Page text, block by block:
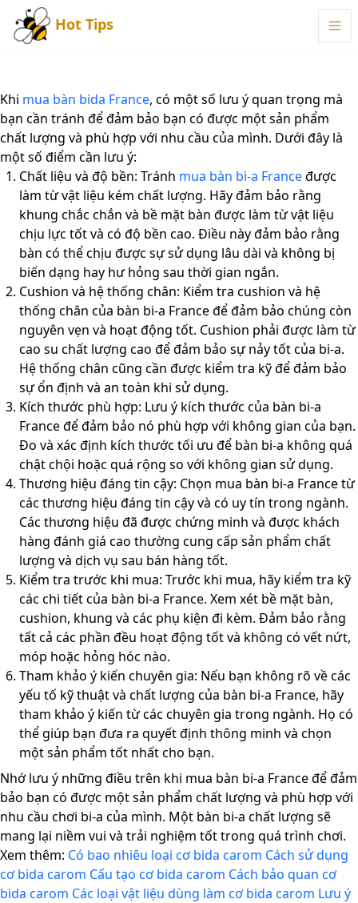
Hot Tips
Khi mua bàn bida France, có một số lưu ý quan trọng mà
bạn cần tránh để đảm bảo bạn có được một sản phẩm
chất lượng và phù hợp với nhu cầu của mình. Dưới đây là
một số điểm cần lưu ý:
Chất liệu và độ bền: Tránh mua bàn bi-a Franceđược
làm từ vật liệu kém chất lượng. Hãy đảm bảo rằng
khung chắc chắn và bề mặt bàn được làm từ vật liệu
chịu lực tốt và có độ bền cao. Điều này đảm bảo rằng
bàn có thể chịu được sự sử dụng lâu dài và không bị
biến dạng hay hư hỏng sau thời gian ngắn.
Cushion và hệ thống chân: Kiểm tra cushion và hệ
thống chân của bàn bi-a France để đảm bảo chúng còn
nguyên vẹn và hoạt động tốt. Cushion phải được làm từ
cao su chất lượng cao để đảm bảo sự nảy tốt của bi-a.
Hệ thống chân cũng cần được kiểm tra kỹ để đảm bảo
sự ổn định và an toàn khi sử dụng.
Kích thước phù hợp: Lưu ý kích thước của bàn bi-a
France để đảm bảo nó phù hợp với không gian của bạn.
Đo và xác định kích thước tối ưu để bàn bi-a không quá
chật chội hoặc quá rộng so với không gian sử dụng.
Thương hiệu đáng tin cậy: Chọn mua bàn bi-a France từ
các thương hiệu đáng tin cậy và có uy tín trong ngành.
Các thương hiệu đã được chứng minh và được khách
hàng đánh giá cao thường cung cấp sản phẩm chất
lượng và dịch vụ sau bán hàng tốt.
Kiểm tra trước khi mua: Trước khi mua, hãy kiểm tra kỹ
các chi tiết của bàn bi-a France. Xem xét bề mặt bàn,
cushion, khung và các phụ kiện đi kèm. Đảm bảo rằng
tất cả các phần đều hoạt động tốt và không có vết nứt,
móp hoặc hỏng hóc nào.
Tham khảo ý kiến chuyên gia: Nếu bạn không rõ về các
yếu tố kỹ thuật và chất lượng của bàn bi-a France, hãy
tham khảo ý kiến từ các chuyên gia trong ngành. Họ có
thể giúp bạn đưa ra quyết định thông minh và chọn
một sản phẩm tốt nhất cho bạn.
Nhớ lưu ý những điều trên khi mua bàn bi-a France để đảm
bảo bạn có được một sản phẩm chất lượng và phù hợp với
nhu cầu chơi bi-a của mình. Một bàn bi-a chất lượng sẽ
mang lại niềm vui và trải nghiệm tốt trong quá trình chơi.
Xem thêm: Có bao nhiêu loại cơ bida carom Cách sử dụng
cơ bida carom Cấu tạo cơ bida carom Cách bảo quan cơ
bida carom Các loại vật liệu dùng làm cơ bida carom Lưu ý